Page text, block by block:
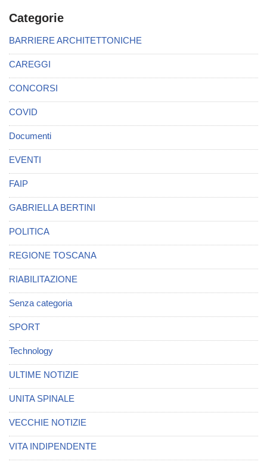
Categorie
BARRIERE ARCHITETTONICHE
CAREGGI
CONCORSI
COVID
Documenti
EVENTI
FAIP
GABRIELLA BERTINI
POLITICA
REGIONE TOSCANA
RIABILITAZIONE
Senza categoria
SPORT
Technology
ULTIME NOTIZIE
UNITA SPINALE
VECCHIE NOTIZIE
VITA INDIPENDENTE